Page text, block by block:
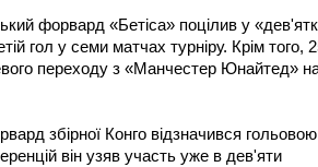
форвард «Бетіса» поцілив у
гол у семи матчах турніру. Крім того,
переходу з «Манчестер Юнайтед»
збірної Конго відзначився гольовою
він узяв участь уже в дев'яти